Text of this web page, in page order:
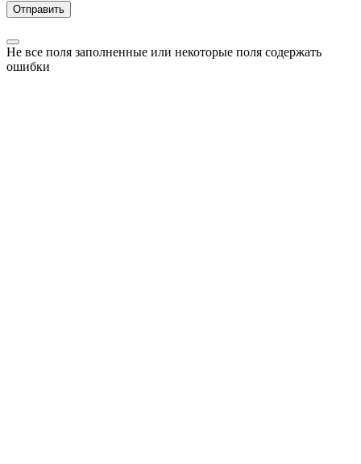
Не все поля заполненные или некоторые поля содержать
ошибки